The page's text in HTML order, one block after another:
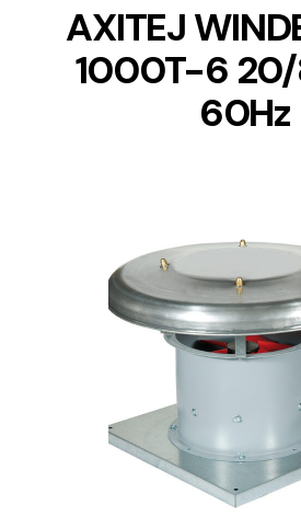
AXITEJ
1000T-6
60Hz